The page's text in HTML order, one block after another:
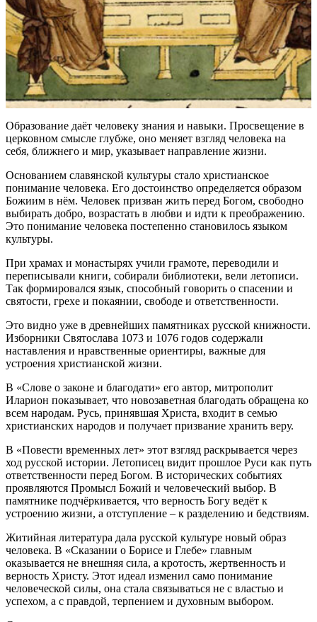
Образование даёт человеку знания и навыки. Просвещение в
церковном смысле глубже, оно меняет взгляд человека на
себя, ближнего и мир, указывает направление жизни.
Основанием славянской культуры стало христианское
понимание человека. Его достоинство определяется образом
Божиим в нём. Человек призван жить перед Богом, свободно
выбирать добро, возрастать в любви и идти к преображению.
Это понимание человека постепенно становилось языком
культуры.
При храмах и монастырях учили грамоте, переводили и
переписывали книги, собирали библиотеки, вели летописи.
Так формировался язык, способный говорить о спасении и
святости, грехе и покаянии, свободе и ответственности.
Это видно уже в древнейших памятниках русской книжности.
Изборники Святослава 1073 и 1076 годов содержали
наставления и нравственные ориентиры, важные для
устроения христианской жизни.
В «Слове о законе и благодати» его автор, митрополит
Иларион показывает, что новозаветная благодать обращена ко
всем народам. Русь, принявшая Христа, входит в семью
христианских народов и получает призвание хранить веру.
В «Повести временных лет» этот взгляд раскрывается через
ход русской истории. Летописец видит прошлое Руси как путь
ответственности перед Богом. В исторических событиях
проявляются Промысл Божий и человеческий выбор. В
памятнике подчёркивается, что верность Богу ведёт к
устроению жизни, а отступление – к разделению и бедствиям.
Житийная литература дала русской культуре новый образ
человека. В «Сказании о Борисе и Глебе» главным
оказывается не внешняя сила, а кротость, жертвенность и
верность Христу. Этот идеал изменил само понимание
человеческой силы, она стала связываться не с властью и
успехом, а с правдой, терпением и духовным выбором.